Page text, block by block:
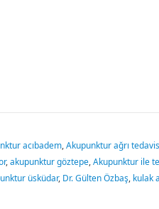
acıbadem,Akupunktur ağrı
,akupunktur göztepe,Akupunktur ile
üsküdar, Dr. Gülten Özbaş, kulak